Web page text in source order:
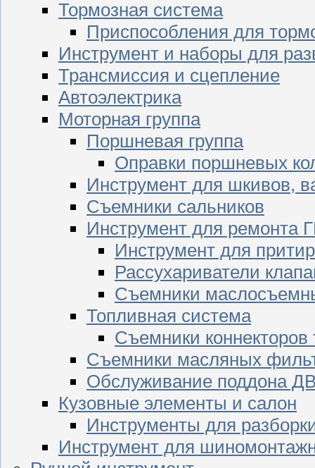
Тормозная система
Приспособления для
Инструмент и наборы для
Трансмиссия и сцепление
Автоэлектрика
Моторная группа
Поршневая группа
Оправки поршневых
Инструмент для шкивов,
Съемники сальников
Инструмент для ремонта
Инструмент для
Рассухариватели
Съемники
Топливная система
Съемники
Съемники масляных
Обслуживание поддона
Кузовные элементы и салон
Инструменты для
Инструмент для